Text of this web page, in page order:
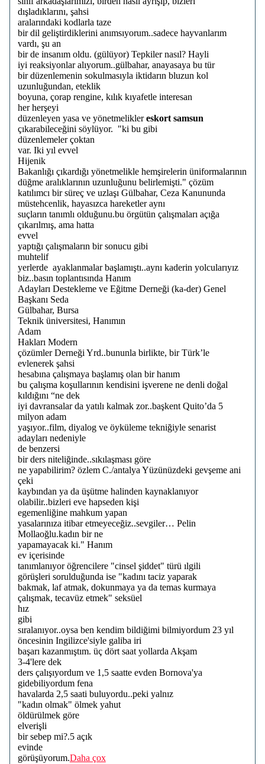
dışladıklarını, şahsi
aralarındaki kodlarla taze
bir dil geliştirdiklerini anımsıyorum..sadece hayvanlarım
vardı, şu an
bir de insanım oldu. (gülüyor) Tepkiler nasıl? Hayli
iyi reaksiyonlar alıyorum..gülbahar, anayasaya bu tür
bir düzenlemenin sokulmasıyla iktidarın bluzun kol
uzunluğundan, eteklik
boyuna, çorap rengine, kılık kıyafetle interesan
her herşeyi
düzenleyen yasa ve yönetmeliklereskort samsun
çıkarabileceğini söylüyor. "ki bu gibi
düzenlemeler çoktan
var. Iki yıl evvel
Hijenik
Bakanlığı çıkardığı yönetmelikle hemşirelerin üniformalarının
düğme aralıklarının uzunluğunu belirlemişti." çözüm
katılımcı bir süreç ve uzlaşı Gülbahar, Ceza Kanununda
müstehcenlik, hayasızca hareketler aynı
suçların tanımlı olduğunu.bu örgütün çalışmaları açığa
çıkarılmış, ama hatta
evvel
yaptığı çalışmaların bir sonucu gibi
muhtelif
yerlerde ayaklanmalar başlamıştı..aynı kaderin yolcularıyız
biz..basın toplantısında Hanım
Adayları Destekleme ve Eğitme Derneği (ka-der) Genel
Başkanı Seda
Gülbahar, Bursa
Teknik üniversitesi, Hanımın
Adam
Hakları Modern
çözümler Derneği Yrd..bununla birlikte, bir Türk’le
evlenerek şahsi
hesabına çalışmaya başlamış olan bir hanım
bu çalışma koşullarının kendisini işverene ne denli doğal
kıldığını “ne dek
iyi davransalar da yatılı kalmak zor..başkent Quito’da 5
milyon adam
yaşıyor..film, diyalog ve öyküleme tekniğiyle senarist
adayları nedeniyle
de benzersi
bir ders niteliğinde..sıkılaşması göre
ne yapabilirim? özlem C./antalya Yüzünüzdeki gevşeme ani
çeki
kaybından ya da üşütme halinden kaynaklanıyor
olabilir..bizleri eve hapseden kişi
egemenliğine mahkum yapan
yasalarınıza itibar etmeyeceğiz..sevgiler… Pelin
Mollaoğlu.kadın bir ne
yapamayacak ki." Hanım
ev içerisinde
tanımlanıyor öğrencilere "cinsel şiddet" türü ılgili
görüşleri sorulduğunda ise "kadını taciz yaparak
bakmak, laf atmak, dokunmaya ya da temas kurmaya
çalışmak, tecavüz etmek" seksüel
hız
gibi
sıralanıyor..oysa ben kendim bildiğimi bilmiyordum 23 yıl
öncesinin Ingilizce'siyle galiba iri
başarı kazanmıştım. üç dört saat yollarda Akşam
3-4'lere dek
ders çalışıyordum ve 1,5 saatte evden Bornova'ya
gidebiliyordum fena
havalarda 2,5 saati buluyordu..peki yalnız
"kadın olmak" ölmek yahut
öldürülmek göre
elverişli
bir sebep mi?.5 açık
evinde
görüşüyorum.Daha çox